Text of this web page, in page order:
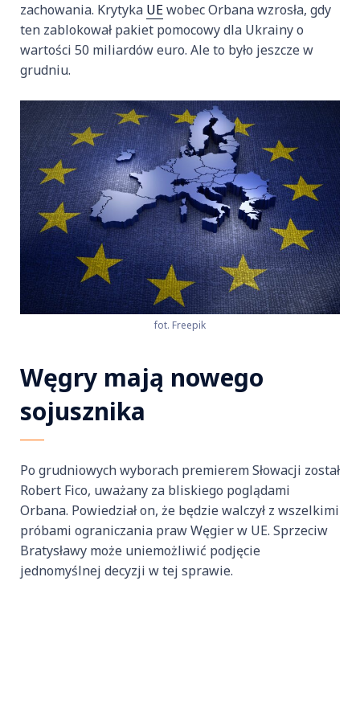
zachowania. Krytyka UEwobec Orbana wzrosła, gdy
ten zablokował pakiet pomocowy dla Ukrainy o
wartości 50 miliardów euro. Ale to było jeszcze w
grudniu.
fot. Freepik
Węgry mają nowego
sojusznika
Po grudniowych wyborach premierem Słowacji został
Robert Fico, uważany za bliskiego poglądami
Orbana. Powiedział on, że będzie walczył z wszelkimi
próbami ograniczania praw Węgier w UE. Sprzeciw
Bratysławy może uniemożliwić podjęcie
jednomyślnej decyzji w tej sprawie.